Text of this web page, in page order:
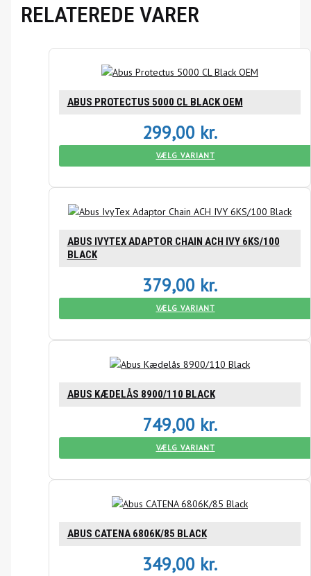
RELATEREDE VARER
ABUS PROTECTUS 5000 CL BLACK OEM
299,00 kr.
VÆLG VARIANT
ABUS IVYTEX ADAPTOR CHAIN ACH IVY 6KS/100
BLACK
379,00 kr.
VÆLG VARIANT
ABUS KÆDELÅS 8900/110 BLACK
749,00 kr.
VÆLG VARIANT
ABUS CATENA 6806K/85 BLACK
349,00 kr.